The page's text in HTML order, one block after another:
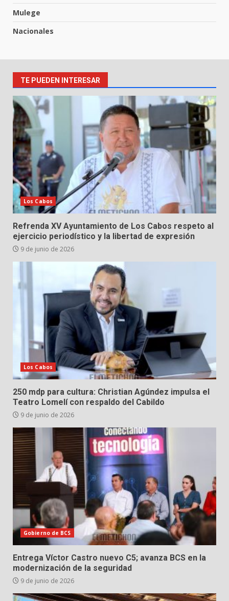
Mulege
Nacionales
TE PUEDEN INTERESAR
Los Cabos
Refrenda XV Ayuntamiento de Los Cabos respeto al
ejercicio periodístico y la libertad de expresión
9 de junio de 2026
Los Cabos
250 mdp para cultura: Christian Agúndez impulsa el
Teatro Lomelí con respaldo del Cabildo
9 de junio de 2026
Gobierno de BCS
Entrega Víctor Castro nuevo C5; avanza BCS en la
modernización de la seguridad
9 de junio de 2026